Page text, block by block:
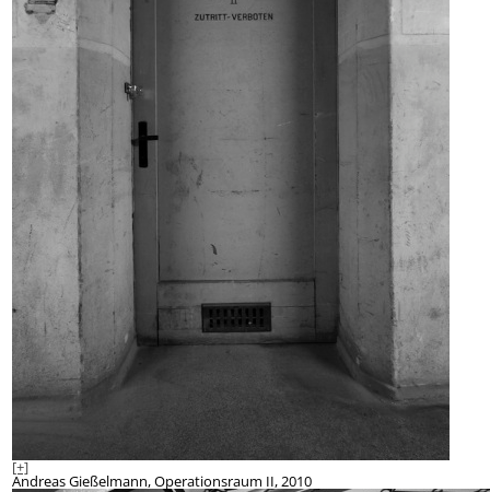
[+]
Andreas Gießelmann, Operationsraum II, 2010